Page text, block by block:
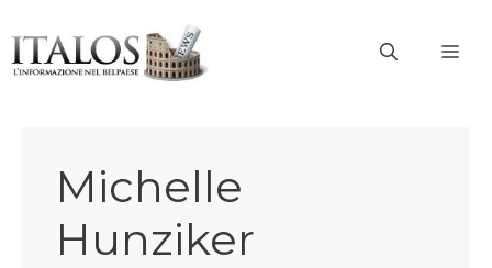
al
contenuto
Michelle
Hunziker